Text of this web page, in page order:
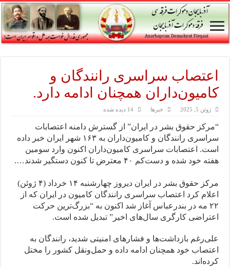
اعتصاب سراسری رانندگان و
کامیون‌داران همچنان ادامه دارد.
ژوئن 5, 2025 خبرها 14 دیده شده
“مرکز حقوق بشر در ایران” از گسترش دامنه اعتصابات
سراسری رانندگان و کامیون‌داران به ۱۶۳ شهر ایران خبر داده
است. اعتصابات سراسری کامیون‌داران اکنون وارد سومین
هفته خود شده و دست‌کم ۴۰ معترض تا کنون دستگیر شدند….
مرکز حقوق بشر در ایران دیروز چهارشنبه ۱۴ خرداد (۴ ژوئن)
اعلام کرد اعتصاب سراسری رانندگان کامیون در ایران که از
۲۲ مه در بندرعباس آغاز شد اکنون به “بزرگ‌ترین حرکت
اعتراضی کارگری سال‌های اخیر” تبدیل شده است.
علی‌رغم بازداشت‌ها و فشارهای امنیتی شدید، رانندگان به
اعتصاب خود همچنان ادامه داده و حمل‌ونقل کشور را مختل
کرده‌اند.